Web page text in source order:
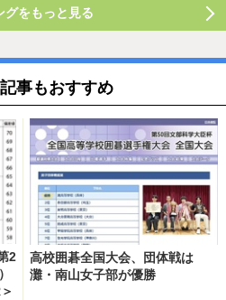
グをもっと見る
事もおすすめ
2
高校囲碁全国大会、団体戦は
灘・南山女子部が優勝